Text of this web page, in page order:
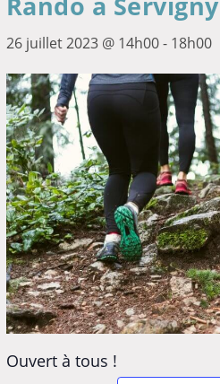
26 juillet 2023 @ 14h00- 18h00
Ouvert à tous !